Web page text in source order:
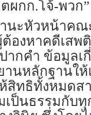
ผกก.โจ้-พวก”
านะหัวหน้าค
องหา​คดีเสพ
ากคำ​ ข้อมูลเ
นหลักฐาน​ให้
สิทธิทั้งหมดส
ป็นธรรมกับทุ